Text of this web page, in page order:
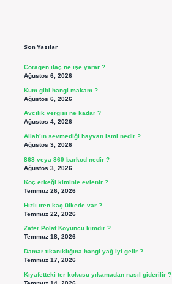
Son Yazılar
Coragen ilaç ne işe yarar ?
Ağustos 6, 2026
Kum gibi hangi makam ?
Ağustos 6, 2026
Avcılık vergisi ne kadar ?
Ağustos 4, 2026
Allah’ın sevmediği hayvan ismi nedir ?
Ağustos 3, 2026
868 veya 869 barkod nedir ?
Ağustos 3, 2026
Koç erkeği kiminle evlenir ?
Temmuz 26, 2026
Hızlı tren kaç ülkede var ?
Temmuz 22, 2026
Zafer Polat Koyuncu kimdir ?
Temmuz 18, 2026
Damar tıkanıklığına hangi yağ iyi gelir ?
Temmuz 17, 2026
Kıyafetteki ter kokusu yıkamadan nasıl giderilir ?